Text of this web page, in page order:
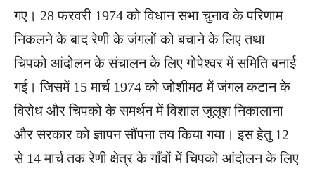
गए। 28 फरवरी 1974 को विधान सभा चुनाव के परिणाम
निकलने के बाद रेणी के जंगलों को बचाने के लिए तथा
चिपको आंदोलन के संचालन के लिए गोपेश्वर में समिति बनाई
गई। जिसमें 15 मार्च 1974 को जोशीमठ में जंगल कटान के
विरोध और चिपको के समर्थन में विशाल जुलूश निकालाना
और सरकार को ज्ञापन सौंपना तय किया गया। इस हेतु 12
से 14 मार्च तक रेणी क्षेत्र के गाँवों में चिपको आंदोलन के लिए